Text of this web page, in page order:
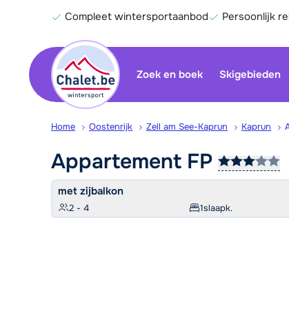
Compleet wintersportaanbod Persoonlijk
Zoek en boek Skigebieden
Home Oostenrijk Zell am See-Kaprun Kaprun
Appartement FP
met zijbalkon
2 - 4 1slaapk.